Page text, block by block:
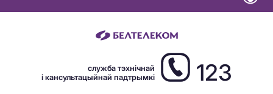
служба тэхнічнай
і кансультацыйнай падтрымкі
123